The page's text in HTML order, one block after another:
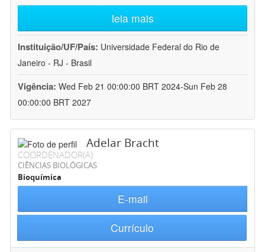
leia mais
Instituição/UF/País: Universidade Federal do Rio de
Janeiro - RJ - Brasil
Vigência: Wed Feb 21 00:00:00 BRT 2024-Sun Feb 28
00:00:00 BRT 2027
Adelar Bracht
COORDENADOR(A)
CIÊNCIAS BIOLÓGICAS
Bioquímica
E-mail
Currículo